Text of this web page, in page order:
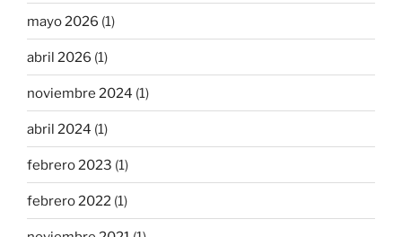
mayo 2026 (1)
abril 2026 (1)
noviembre 2024 (1)
abril 2024 (1)
febrero 2023 (1)
febrero 2022 (1)